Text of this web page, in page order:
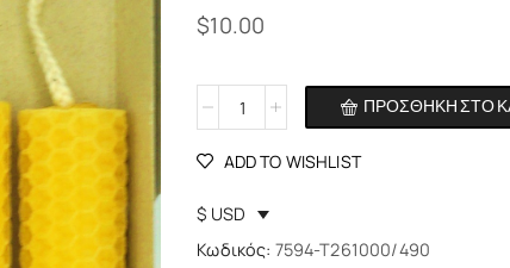
$10.00
ΠΡΟΣΘΉΚΗ ΣΤΟ
Alternative:
ADD TO WISHLIST
$ USD
Κωδικός: 7594-T261000/490